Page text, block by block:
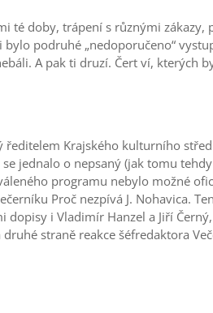
té doby, trápení s různými
podruhé „nedoporučeno“
A pak ti druzí. Čert ví, kterých
Krajského kulturního
jednalo o nepsaný (jak tomu
programu nebylo možné
Proč nezpívá J. Nohavica.
i Vladimír Hanzel a Jiří
straně reakce šéfredaktora